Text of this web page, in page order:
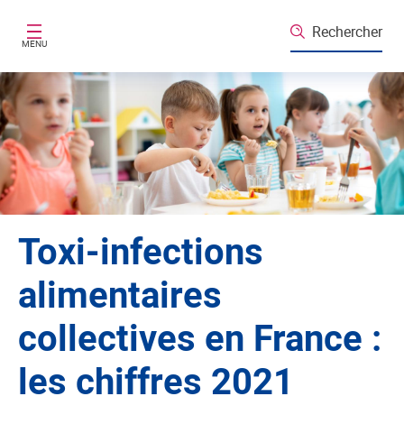
MENU
Rechercher
Toxi-infections
alimentaires
collectives en France :
les chiffres 2021